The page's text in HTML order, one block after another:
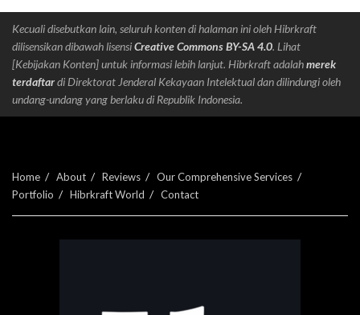
Kecuali disebutkan lain, seluruh konten di halaman ini oleh Hibrkraft
dilisensikan dibawah lisensiCreative Commons BY-SA 4.0. Lihat
[Kebijakan Konten] untuk informasi lebih lanjut. Hibrkraft adalahmerek
terdaftardi Direktorat Jenderal Kekayaan Intelektual dan dilindungi oleh
undang-undang yang berlaku di Republik Indonesia.
Home About Reviews
Our Comprehensive Services
Portfolio
Hibrkraft World Contact